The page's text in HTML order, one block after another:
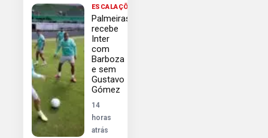
ESCALAÇÕES
Palmeiras
recebe
Inter
com
Barboza
e sem
Gustavo
Gómez
14
horas
atrás